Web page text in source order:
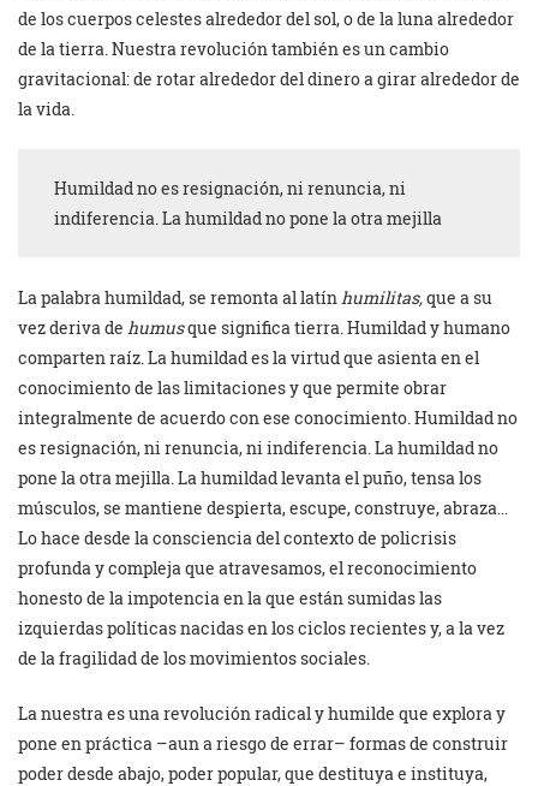
de los cuerpos celestes alrededor del sol, o de la luna alrededor
de la tierra. Nuestra revolución también es un cambio
gravitacional: de rotar alrededor del dinero a girar alrededor de
la vida.
Humildad no es resignación, ni renuncia, ni
indiferencia. La humildad no pone la otra mejilla
La palabra humildad, se remonta al latín humilitas,que a su
vez deriva de humusque significa tierra. Humildad y humano
comparten raíz. La humildad es la virtud que asienta en el
conocimiento de las limitaciones y que permite obrar
integralmente de acuerdo con ese conocimiento. Humildad no
es resignación, ni renuncia, ni indiferencia. La humildad no
pone la otra mejilla. La humildad levanta el puño, tensa los
músculos, se mantiene despierta, escupe, construye, abraza…
Lo hace desde la consciencia del contexto de policrisis
profunda y compleja que atravesamos, el reconocimiento
honesto de la impotencia en la que están sumidas las
izquierdas políticas nacidas en los ciclos recientes y, a la vez
de la fragilidad de los movimientos sociales.
La nuestra es una revolución radical y humilde que explora y
pone en práctica –aun a riesgo de errar– formas de construir
poder desde abajo, poder popular, que destituya e instituya,